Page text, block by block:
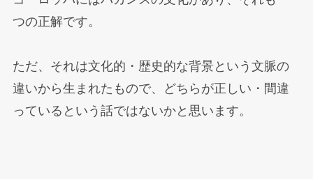
つの正解です。
ただ、それは文化的・歴史的な背景という文脈の
違いから生まれたもので、どちらが正しい・間違
っているという話ではないかと思います。